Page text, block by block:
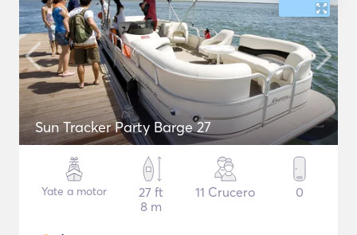
Sun Tracker Party Barge 27
Yate a motor
27 ft
8 m
11 Crucero 0